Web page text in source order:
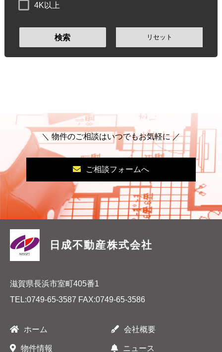
4K以上
検索 リセット
＼ 物件のご相談はいつでもお気軽に ／
ご相談フォームへ
日成不動産株式会社
滋賀県長浜市室町405番1
TEL:0749-65-3587 FAX:0749-65-3586
ホーム 会社概要
物件情報 ニュース